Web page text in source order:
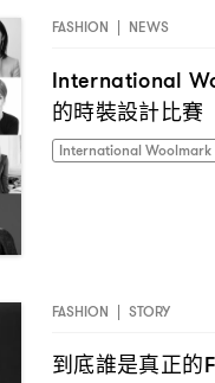
FASHION | NEWS
International
的時裝設計比賽
International Woolmark
FASHION | STORY
到底誰是真正的